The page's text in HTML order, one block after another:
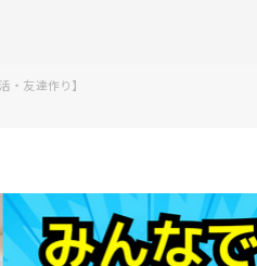
・友達作り】